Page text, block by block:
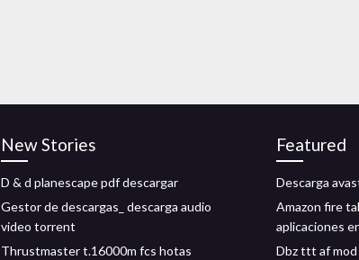
New Stories
D & d planescape pdf descargar
Gestor de descargas_ descarga audio
video torrent
Thrustmaster t.16000m fcs hotas
Featured
Descarga
Amazon fire
aplicaciones
Dbz ttt af